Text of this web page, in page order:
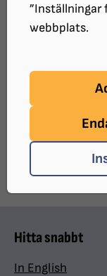
”Inställningar
webbplats.
KOSTNAD:
Fika 40kr
UPPDATERAT:
DELA: Dela
Hitta snabbt
In English